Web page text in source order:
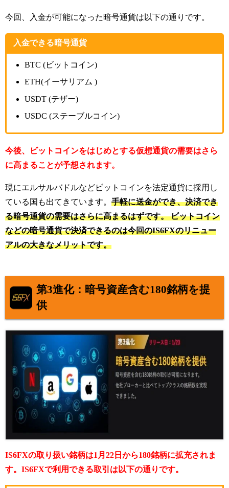
今回、入金が可能になった暗号通貨は以下の通りです。
入金できる暗号通貨
BTC (ビットコイン)
ETH(イーサリアム )
USDT (テザー)
USDC (ステーブルコイン)
今後、ビットコインをはじめとする仮想通貨の需要はさら
に高まることが予想されます。
現にエルサルバドルなどビットコインを法定通貨に採用し
ている国も出てきています。 手軽に送金ができ、決済でき
る暗号通貨の需要はさらに高まるはずです。ビットコイン
などの暗号通貨で決済できるのは今回のIS6FXのリニュー
アルの大きなメリットです。
第3進化：暗号資産含む180銘柄を提
供
IS6FXの取り扱い銘柄は1月22日から180銘柄に拡充されま
す。IS6FXで利用できる取引は以下の通りです。